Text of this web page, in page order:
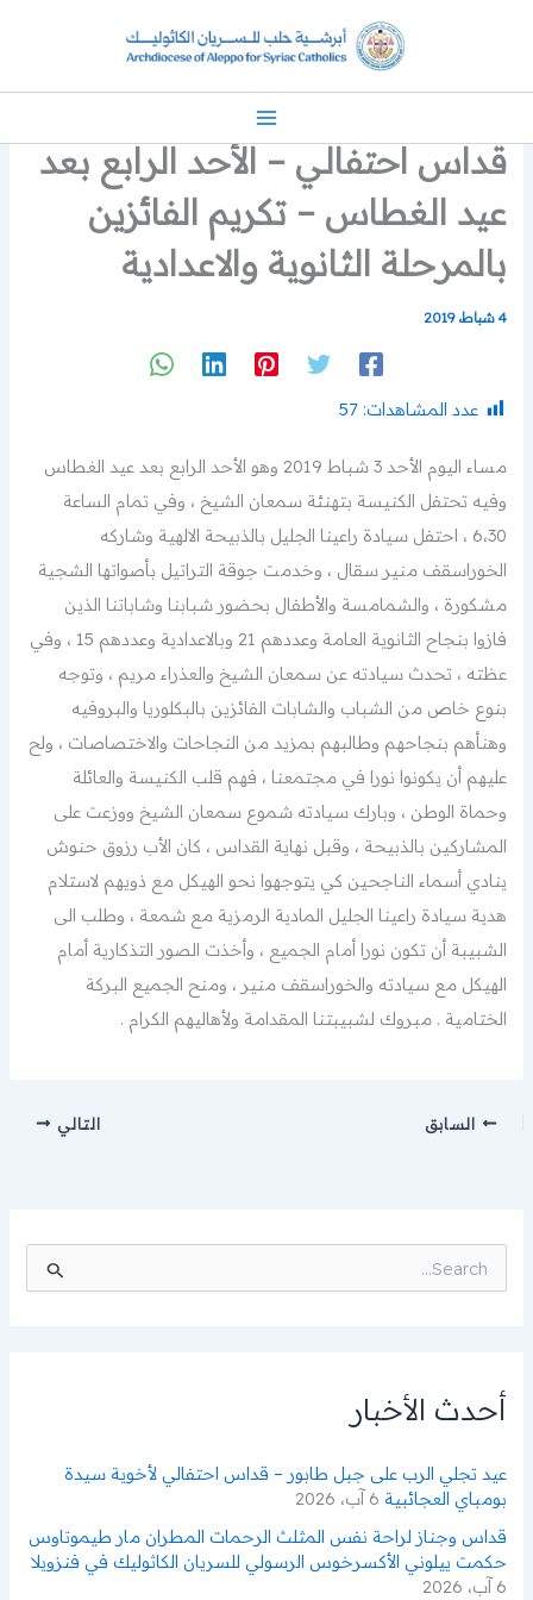
قداس احتفالي – الأحد الرابع بعد
عيد الغطاس – تكريم الفائزين
بالمرحلة الثانوية والاعدادية
4 شباط، 2019
عدد المشاهدات: 57
مساء اليوم الأحد 3 شباط 2019 وهو الأحد الرابع بعد عيد الغطاس
وفيه تحتفل الكنيسة بتهنئة سمعان الشيخ ، وفي تمام الساعة
6،30 ، احتفل سيادة راعينا الجليل بالذبيحة الالهية وشاركه
الخوراسقف منير سقال ، وخدمت جوقة التراتيل بأصواتها الشجية
مشكورة ، والشمامسة والأطفال بحضور شبابنا وشاباتنا الذين
فازوا بنجاح الثانوية العامة وعددهم 21 وبالاعدادية وعددهم 15 ، وفي
عظته ، تحدث سيادته عن سمعان الشيخ والعذراء مريم ، وتوجه
بنوع خاص من الشباب والشابات الفائزين بالبكلوريا والبروفيه
وهنأهم بنجاحهم وطالبهم بمزيد من النجاحات والاختصاصات ، ولح
عليهم أن يكونوا نورا في مجتمعنا ، فهم قلب الكنيسة والعائلة
وحماة الوطن ، وبارك سيادته شموع سمعان الشيخ ووزعت على
المشاركين بالذبيحة ، وقبل نهاية القداس ، كان الأب رزوق حنوش
ينادي أسماء الناجحين كي يتوجهوا نحو الهيكل مع ذويهم لاستلام
هدية سيادة راعينا الجليل المادية الرمزية مع شمعة ، وطلب الى
الشبيبة أن تكون نورا أمام الجميع ، وأخذت الصور التذكارية أمام
الهيكل مع سيادته والخوراسقف منير ، ومنح الجميع البركة
الختامية . مبروك لشبيبتنا المقدامة ولأهاليهم الكرام .
السابق التالي
ن
أحدث الأخبار
عيد تجلي الرب على جبل طابور – قداس احتفالي لأخوية سيدة
بومباي العجائبية 6 آب، 2026
قداس وجناز لراحة نفس المثلث الرحمات المطران مار طيموتاوس
حكمت ييلوني الأكسرخوس الرسولي للسريان الكاثوليك في فنزويلا
6 آب، 2026